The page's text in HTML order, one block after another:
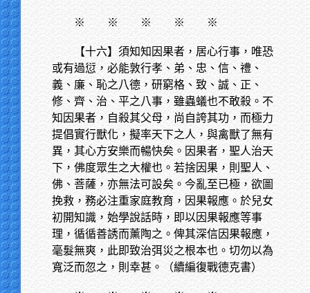
※ ※ ※ ※ ※
【十六】須知知因果者，居心行事，唯恐
或有過愆，必能敦行孝、弟、忠、信、禮、
義、廉、恥之八德，研窮格、致、誠、正、
修、齊、治、平之八事，雖蟲蟻也不敢殺。不
知因果者，自殺其父母，尚自誇其功，而極力
提倡實行獸化，擬率天下之人，與禽獸了無有
異，其心方安樂而暢快矣。因果者，聖人治天
下，佛度眾生之大權也。若捨因果，則聖人、
佛、菩薩，亦無法可設矣。今亂至已極，欲圖
挽救，務必注重家庭教育，因果報應。於兒女
初開知識，始學說話時，即以因果報應等事
理，循循善誘而薰陶之。俾其深信因果報應，
毫髮無爽，此即致治弭災之根本也。切勿以為
寬泛而忽之，則幸甚。（續編復戰德克書）